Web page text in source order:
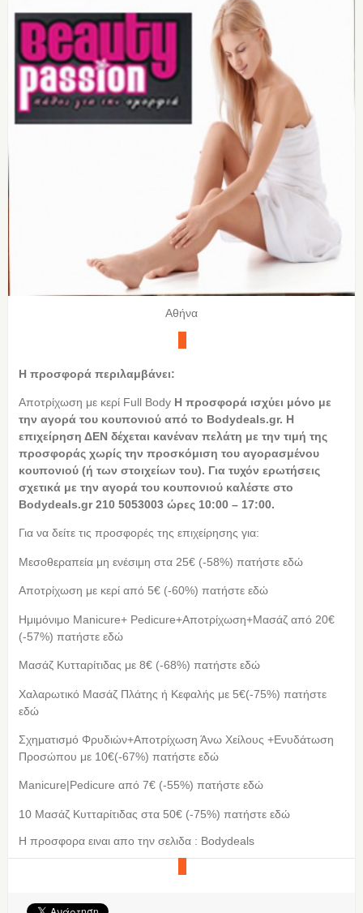
Αθήνα
Η προσφορά περιλαμβάνει:
Αποτρίχωση με κερί Full Body Η προσφορά ισχύει μόνο με
την αγορά του κουπονιού από το Bodydeals.gr. Η
επιχείρηση ΔΕΝ δέχεται κανέναν πελάτη με την τιμή της
προσφοράς χωρίς την προσκόμιση του αγορασμένου
κουπονιού (ή των στοιχείων του). Για τυχόν ερωτήσεις
σχετικά με την αγορά του κουπονιού καλέστε στο
Bodydeals.gr 210 5053003 ώρες 10:00 – 17:00.
Για να δείτε τις προσφορές της επιχείρησης για:
Μεσοθεραπεία μη ενέσιμη στα 25€ (-58%) πατήστε εδώ
Αποτρίχωση με κερί από 5€ (-60%) πατήστε εδώ
Ημιμόνιμο Manicure+ Pedicure+Αποτρίχωση+Μασάζ από 20€
(-57%) πατήστε εδώ
Μασάζ Κυτταρίτιδας με 8€ (-68%) πατήστε εδώ
Χαλαρωτικό Μασάζ Πλάτης ή Κεφαλής με 5€(-75%) πατήστε
εδώ
Σχηματισμό Φρυδιών+Αποτρίχωση Άνω Χείλους +Ενυδάτωση
Προσώπου με 10€(-67%) πατήστε εδώ
Manicure|Pedicure από 7€ (-55%) πατήστε εδώ
10 Μασάζ Κυτταρίτιδας στα 50€ (-75%) πατήστε εδώ
Η προσφορα ειναι απο την σελιδα : Bodydeals